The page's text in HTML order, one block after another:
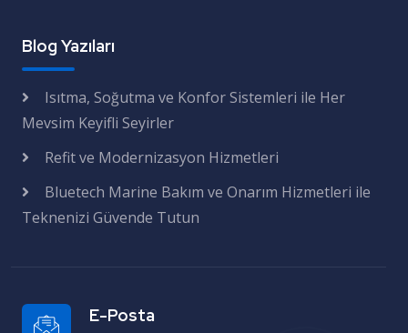
Blog Yazıları
Isıtma, Soğutma ve Konfor Sistemleri ile Her
Mevsim Keyifli Seyirler
Refit ve Modernizasyon Hizmetleri
Bluetech Marine Bakım ve Onarım Hizmetleri ile
Teknenizi Güvende Tutun
E-Posta